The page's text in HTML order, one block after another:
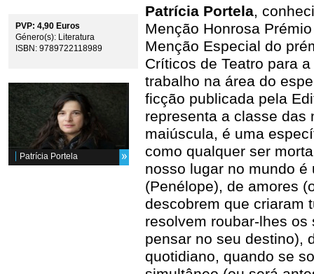
PVP: 4,90 Euros
Género(s): Literatura
ISBN: 9789722118989
Patrícia Portela
Patrícia Portela,
Menção Honrosa
Menção Especial do
Críticos de Teatro para
trabalho na área do
ficção publicada pela
representa a classe das
maiúscula, é uma
como qualquer ser
nosso lugar no mundo
(Penélope), de amores
descobrem que criaram
resolvem roubar-lhes
pensar no seu destino),
quotidiano, quando se